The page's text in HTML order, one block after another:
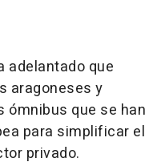
adelantado que
aragoneses y
ómnibus que se han
para simplificar el
privado.